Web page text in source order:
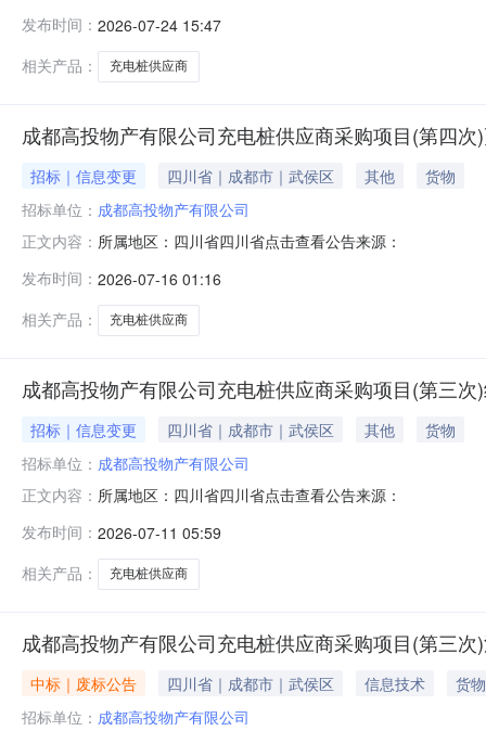
61358593招标代理机构：四川中意招标有限公司地址：
发布时间： 2026-07-24 15:47
相关产品：
充电桩供应商
成都高投物产有限公司充电桩供应商采购项目(第四次
招标｜信息变更 四川省｜成都市｜武侯区 其他
货物
招标单位： 成都高投物产有限公司
正文内容： 所属地区：四川省四川省点击查看公告来源：
发布时间： 2026-07-16 01:16
相关产品：
充电桩供应商
成都高投物产有限公司充电桩供应商采购项目(第三次
招标｜信息变更 四川省｜成都市｜武侯区 其他
货物
招标单位： 成都高投物产有限公司
正文内容： 所属地区：四川省四川省点击查看公告来源：
发布时间： 2026-07-11 05:59
相关产品：
充电桩供应商
成都高投物产有限公司充电桩供应商采购项目(第三次
中标｜废标公告 四川省｜成都市｜武侯区 信息技术
货物
招标单位： 成都高投物产有限公司